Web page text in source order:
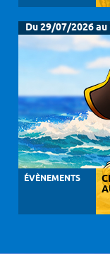
Du 29/07/2026
ÉVÈNEMENTS